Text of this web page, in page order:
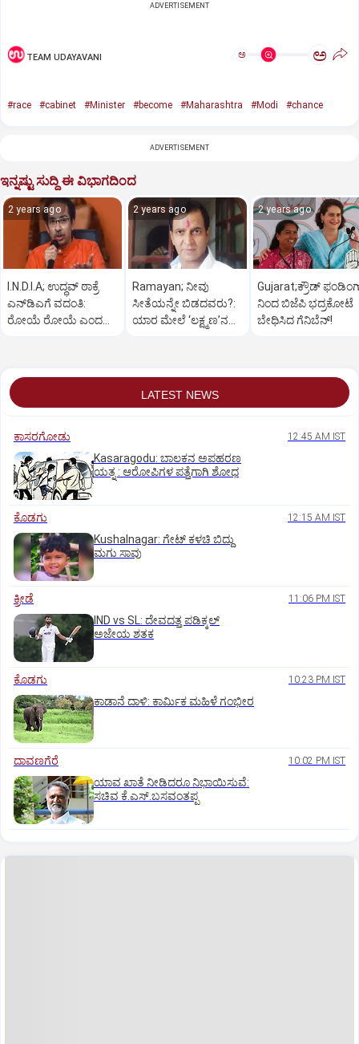
ADVERTISEMENT
TEAM UDAYAVANI ಅ ಅ
#race #cabinet #Minister #become #Maharashtra #Modi #chance
ADVERTISEMENT
ಇನ್ನಷ್ಟು ಸುದ್ದಿ ಈ ವಿಭಾಗದಿಂದ
2 years ago
I.N.D.I.A; ಉದ್ಧವ್‌ ಠಾಕ್ರೆ
ಎನ್‌ಡಿಎಗೆ ವದಂತಿ:
ರೋಯೆ ರೋಯೆ ಎಂದ
2 years ago
Ramayan; ನೀವು
ಸೀತೆಯನ್ನೇ ಬಿಡದವರು?:
ಯಾರ ಮೇಲೆ ‘ಲಕ್ಷ್ಮಣ’ನ
2 years ago
Gujarat;ಕ್ರೌಡ್‌
ನಿಂದ ಬಿಜೆಪಿ ಭದ್ರಕೋಟೆ
ಬೇಧಿಸಿದ ಗೆನಿಬೆನ್‌!
LATEST NEWS
ಕಾಸರಗೋಡು 12:45 AM IST
Kasaragodu: ಬಾಲಕನ ಅಪಹರಣ
ಯತ್ನ : ಆರೋಪಿಗಳ ಪತ್ತೆಗಾಗಿ ಶೋಧ
ಕೊಡಗು 12:15 AM IST
Kushalnagar: ಗೇಟ್ ಕಳಚಿ ಬಿದ್ದು
ಮಗು ಸಾವು
ಕ್ರೀಡೆ 11:06 PM IST
IND vs SL: ದೇವದತ್ತ ಪಡಿಕ್ಕಲ್‌
ಅಜೇಯ ಶತಕ
ಕೊಡಗು 10:23 PM IST
ಕಾಡಾನೆ ದಾಳಿ: ಕಾರ್ಮಿಕ ಮಹಿಳೆ ಗಂಭೀರ
ದಾವಣಗೆರೆ 10:02 PM IST
ಯಾವ ಖಾತೆ ನೀಡಿದರೂ ನಿಭಾಯಿಸುವೆ:
ಸಚಿವ ಕೆ.ಎಸ್.ಬಸವಂತಪ್ಪ